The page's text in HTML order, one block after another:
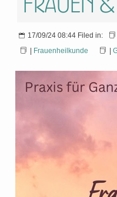
17/09/24 08:44 Filed in:
| Frauenheilkunde |